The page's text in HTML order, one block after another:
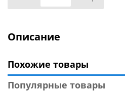
Описание
Похожие товары
Популярные товары